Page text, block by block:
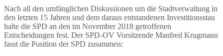
Nach all den umfänglichen Diskussionen um die Stadtverwaltung in
den letzten 15 Jahren und dem daraus entstandenen Investitionsstau
halte die SPD an den im November 2018 getroffenen
Entscheidungen fest. Der SPD-OV Vorsitzende Manfred Krugmann
fasst die Position der SPD zusammen: